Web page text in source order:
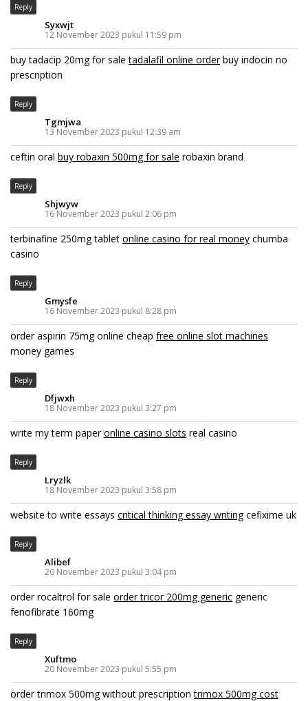
Reply
Syxwjt
12 November 2023 pukul 11:59 pm
buy tadacip 20mg for saletadalafil online orderbuy indocin no
prescription
Reply
Tgmjwa
13 November 2023 pukul 12:39 am
ceftin oral buy robaxin 500mg for sale robaxin brand
Reply
Shjwyw
16 November 2023 pukul 2:06 pm
terbinafine 250mg tablet online casino for real money chumba
casino
Reply
Gmysfe
16 November 2023 pukul 8:28 pm
order aspirin 75mg online cheap free online slot machines
money games
Reply
Dfjwxh
18 November 2023 pukul 3:27 pm
write my term paperonline casino slots real casino
Reply
Lryzlk
18 November 2023 pukul 3:58 pm
website to write essays critical thinking essay writingcefixime uk
Reply
Alibef
20 November 2023 pukul 3:04 pm
order rocaltrol for sale order tricor 200mg generic generic
fenofibrate 160mg
Reply
Xuftmo
20 November 2023 pukul 5:55 pm
order trimox 500mg without prescriptiontrimox 500mg cost